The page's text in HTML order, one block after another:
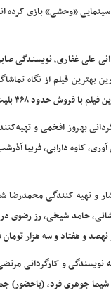
علی غفاری، نویسندگی
فیلم از نگاه
هفتصد و نود و هشت هزار و شصت تومان فروش داشته است.
بهروز افخمی و
و تهیه کنندگی
و کارگردانی
جوهری فرد، (باحضور)